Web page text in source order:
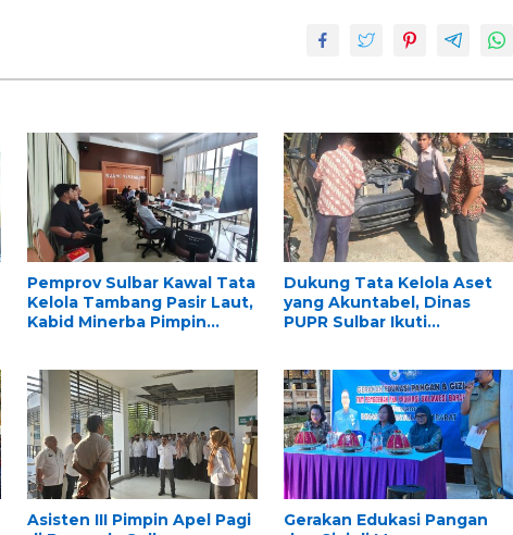
Pemprov Sulbar Kawal Tata
Kelola Tambang Pasir Laut,
Kabid Minerba Pimpin
Dukung Tata Kelola Aset
yang Akuntabel, Dinas
PUPR Sulbar Ikuti
dan Penghapusan
Asisten III Pimpin Apel Pagi
Gerakan Edukasi Pangan